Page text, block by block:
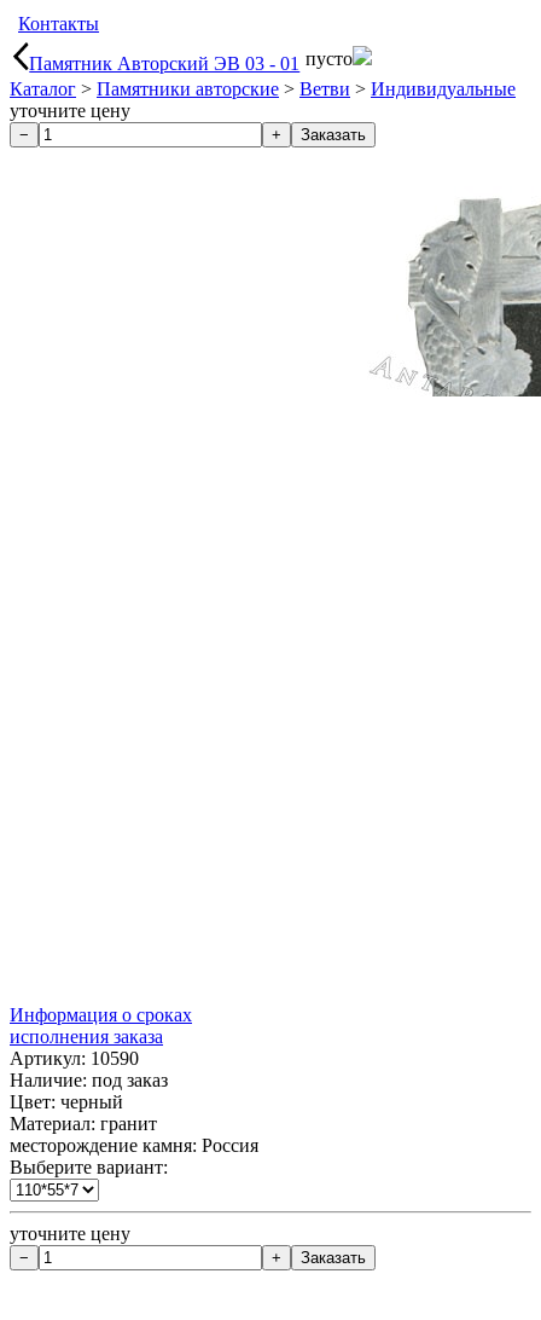
Контакты
Памятник Авторский ЭВ 03 - 01 пусто
Каталог > Памятники авторские > Ветви > Индивидуальные
уточните цену
Информация о сроках
исполнения заказа
Артикул: 10590
Наличие: под заказ
Цвет: черный
Материал: гранит
месторождение камня: Россия
Выберите вариант:
уточните цену